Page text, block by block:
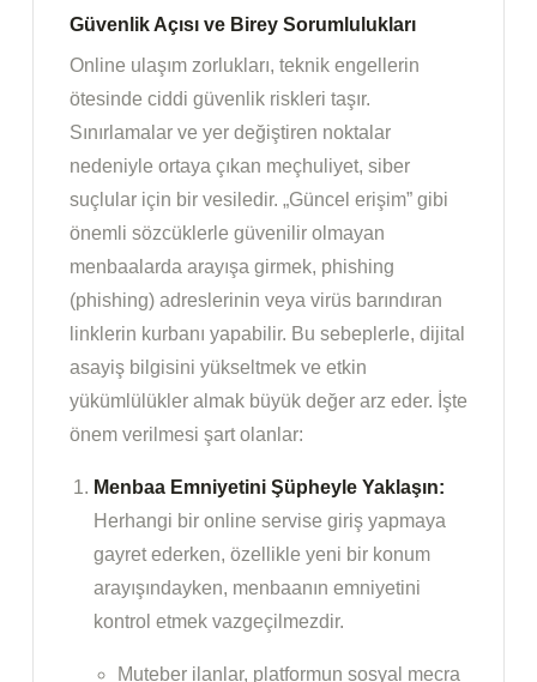
Güvenlik Açısı ve Birey Sorumlulukları
Online ulaşım zorlukları, teknik engellerin
ötesinde ciddi güvenlik riskleri taşır.
Sınırlamalar ve yer değiştiren noktalar
nedeniyle ortaya çıkan meçhuliyet, siber
suçlular için bir vesiledir. „Güncel erişim” gibi
önemli sözcüklerle güvenilir olmayan
menbaalarda arayışa girmek, phishing
(phishing) adreslerinin veya virüs barındıran
linklerin kurbanı yapabilir. Bu sebeplerle, dijital
asayiş bilgisini yükseltmek ve etkin
yükümlülükler almak büyük değer arz eder. İşte
önem verilmesi şart olanlar:
Menbaa Emniyetini Şüpheyle Yaklaşın:
Herhangi bir online servise giriş yapmaya
gayret ederken, özellikle yeni bir konum
arayışındayken, menbaanın emniyetini
kontrol etmek vazgeçilmezdir.
Muteber ilanlar, platformun sosyal mecra